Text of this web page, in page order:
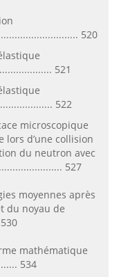
520
521
522
microscopique
lors d’une collision
du neutron avec
527
moyennes après
du noyau de
mathématique
534